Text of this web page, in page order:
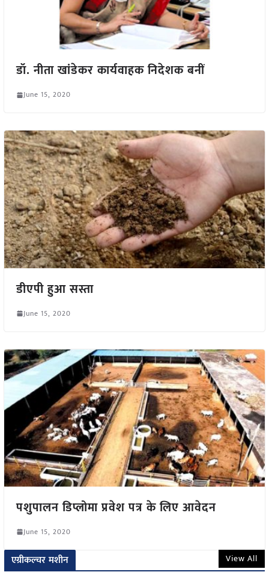
डॉ. नीता खांडेकर कार्यवाहक निदेशक बनीं
June 15, 2020
डीएपी हुआ सस्ता
June 15, 2020
पशुपालन डिप्लोमा प्रवेश पत्र के लिए आवेदन
June 15, 2020
एग्रीकल्चर मशीन View All